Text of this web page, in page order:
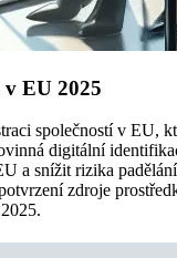
v EU 2025
společností v EU,
digitální
a snížit rizika
zdroje